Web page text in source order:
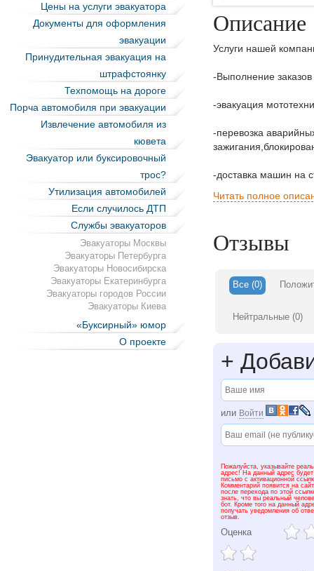
Цены на услуги эвакуатора
Документы для оформления
эвакуации
Принудительная эвакуация на
штрафстоянку
Техпомощь на дороге
Порча автомобиля при эвакуации
Извлечение автомобиля из
кювета
Эвакуатор или буксировочный
трос?
Утилизация автомобилей
Если случилось ДТП
Службы эвакуаторов
Эвакуаторы Москвы
Эвакуаторы Петербурга
Эвакуаторы Новосибирска
Эвакуаторы Екатеринбурга
Эвакуаторы городов России
Эвакуаторы Киева
«Буксирный» юмор
О проекте
Описание
Услуги нашей
-Выполнение заказов
-эвакуация
-перевозка
-доставка машин на
-эвакуация
-перевозка новых
-транспортировка
-транспортировка
Центральному
-перевозка
-техническая
-аккуратная
Читать полное
Отзывы
Все(0)
Нейтральные (0)
+
или Войти
Пожалуйста, указывайте
адрес! На данный адрес будет
письмо с активационной
Комментарий появится на
после перехода по этой
знать, что вы реальный
бот. Кроме того на данный
получать уведомления об
отзыв.
Оценка